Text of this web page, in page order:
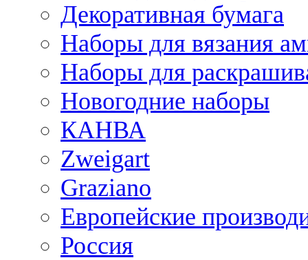
Декоративная бумага
Наборы для вязания
Наборы для
Новогодние наборы
КАНВА
Zweigart
Graziano
Европейские
Россия